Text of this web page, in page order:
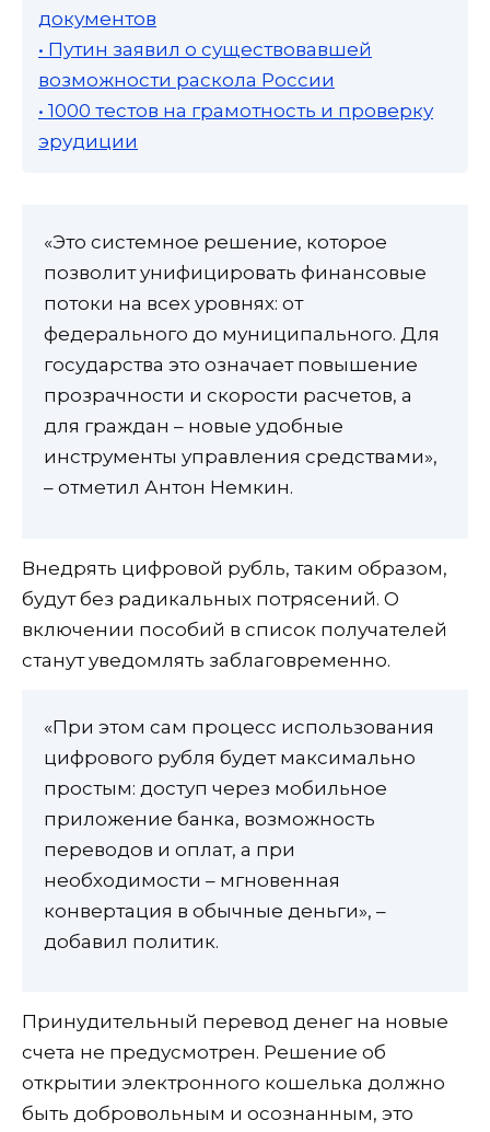
документов
• Путин заявил о существовавшей
возможности раскола России
• 1000 тестов на грамотность и проверку
эрудиции
«Это системное решение, которое
позволит унифицировать финансовые
потоки на всех уровнях: от
федерального до муниципального. Для
государства это означает повышение
прозрачности и скорости расчетов, а
для граждан – новые удобные
инструменты управления средствами»,
– отметил Антон Немкин.
Внедрять цифровой рубль, таким образом,
будут без радикальных потрясений. О
включении пособий в список получателей
станут уведомлять заблаговременно.
«При этом сам процесс использования
цифрового рубля будет максимально
простым: доступ через мобильное
приложение банка, возможность
переводов и оплат, а при
необходимости – мгновенная
конвертация в обычные деньги», –
добавил политик.
Принудительный перевод денег на новые
счета не предусмотрен. Решение об
открытии электронного кошелька должно
быть добровольным и осознанным, это